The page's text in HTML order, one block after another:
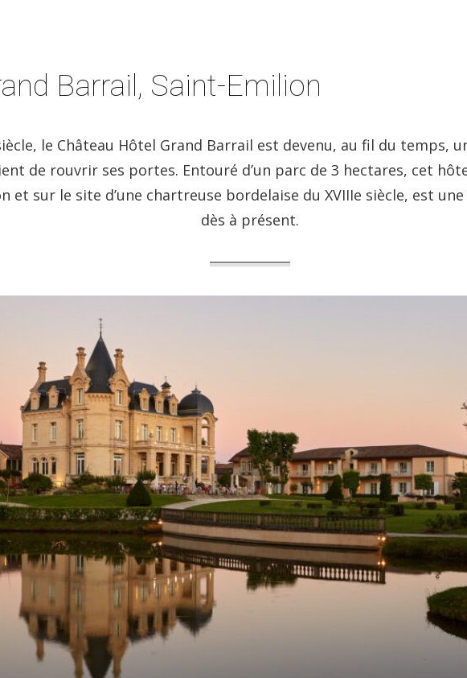
Barrail, Saint-Emilion
le Château Hôtel Grand Barrail est devenu, au fil du temps,
de rouvrir ses portes. Entouré d’un parc de 3 hectares, cet
et sur le site d’une chartreuse bordelaise du XVIIIe siècle, est
dès à présent.